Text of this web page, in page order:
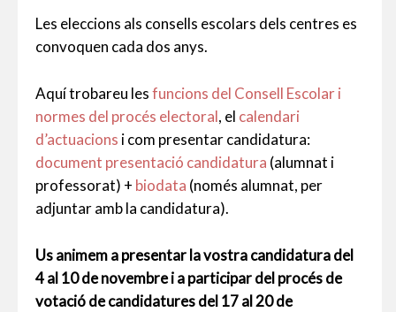
Les eleccions als consells escolars dels centres es
convoquen cada dos anys.
Aquí trobareu lesfuncions del Consell Escolar i
normes del procés electoral, el calendari
d’actuacions i com presentar candidatura:
document presentació candidatura (alumnat i
professorat) + biodata (només alumnat, per
adjuntar amb la candidatura).
Us animem a presentar la vostra candidatura del
4 al 10 de novembre i a participar del procés de
votació de candidatures del 17 al 20 de